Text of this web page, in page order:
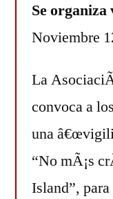
Se
Noviembre
La
convoca a
una
“No mÃ¡s
Island”,